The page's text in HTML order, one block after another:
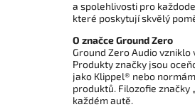
a spolehlivosti pro
které poskytují skvělý
O značce Ground Zero
Ground Zero Audio
Produkty značky jsou
jako Klippel® nebo
produktů. Filozofie značky
každém autě.